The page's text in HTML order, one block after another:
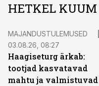
HETKEL KUUM
MAJANDUSTULEMUSED
03.08.26, 08:27
Haagiseturg ärkab:
tootjad kasvatavad
mahtu ja valmistuvad